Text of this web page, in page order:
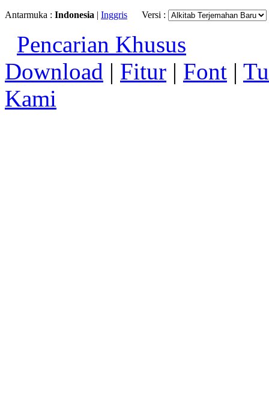
Antarmuka : Indonesia | Inggris Versi :
Pencarian Khusus
Download | Fitur | Font |
Kami